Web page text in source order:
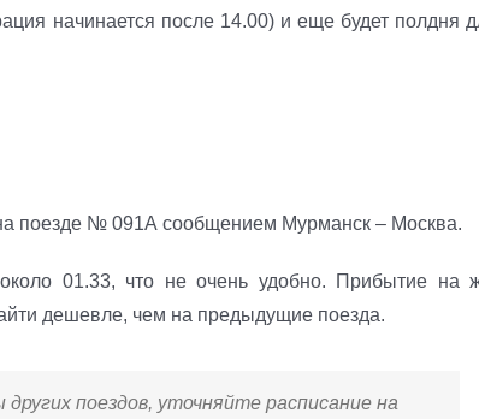
начинается после 14.00) и еще будет полдня
поезде № 091А сообщением Мурманск – Москва.
01.33, что не очень удобно. Прибытие на
дешевле, чем на предыдущие поезда.
поездов, уточняйте расписание на